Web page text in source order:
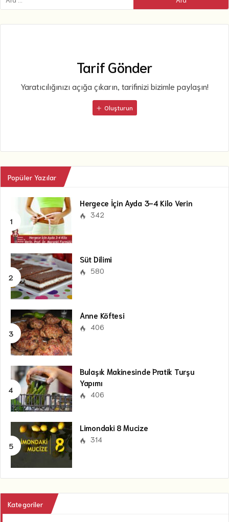
Tarif Gönder
Yaratıcılığınızı açığa çıkarın, tarifinizi bizimle paylaşın!
Oluşturun
Popüler Yazılar
Hergece İçin Ayda 3-4 Kilo Verin
342
Süt Dilimi
580
Anne Köftesi
406
Bulaşık Makinesinde Pratik Turşu
Yapımı
406
Limondaki 8 Mucize
314
Kategoriler